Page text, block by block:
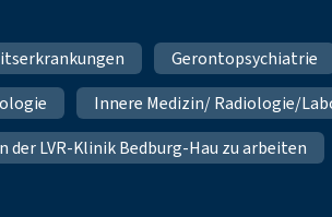
Gerontopsychiatrie
Innere Medizin/ Radiologie/
LVR-Klinik Bedburg-Hau zu arbeiten